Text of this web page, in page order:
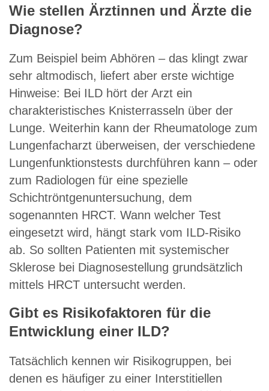
Wie stellen Ärztinnen und Ärzte die
Diagnose?
Zum Beispiel beim Abhören – das klingt zwar
sehr altmodisch, liefert aber erste wichtige
Hinweise: Bei ILD hört der Arzt ein
charakteristisches Knisterrasseln über der
Lunge. Weiterhin kann der Rheumatologe zum
Lungenfacharzt überweisen, der verschiedene
Lungenfunktionstests durchführen kann – oder
zum Radiologen für eine spezielle
Schichtröntgenuntersuchung, dem
sogenannten HRCT. Wann welcher Test
eingesetzt wird, hängt stark vom ILD-Risiko
ab. So sollten Patienten mit systemischer
Sklerose bei Diagnosestellung grundsätzlich
mittels HRCT untersucht werden.
Gibt es Risikofaktoren für die
Entwicklung einer ILD?
Tatsächlich kennen wir Risikogruppen, bei
denen es häufiger zu einer Interstitiellen